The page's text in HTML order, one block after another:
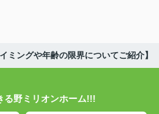
ミングや年齢の限界についてご紹介】
る野ミリオンホーム!!!